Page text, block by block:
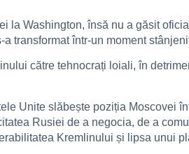
la Washington, însă nu a găsit
transformat într-un moment
către tehnocrați loiali, în
Unite slăbește poziția Moscovei
Rusiei de a negocia, de a
Kremlinului și lipsa unui